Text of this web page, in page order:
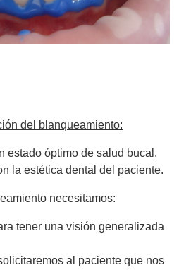
del blanqueamiento:
estado óptimo de salud bucal,
la estética dental del paciente.
necesitamos:
tener una visión generalizada
al paciente que nos